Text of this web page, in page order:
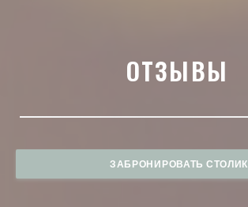
ОТЗЫВЫ
ЗАБРОНИРОВАТЬ СТОЛИК